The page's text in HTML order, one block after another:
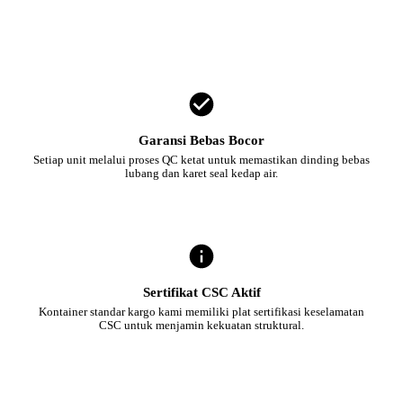
Garansi Bebas Bocor
Setiap unit melalui proses QC ketat untuk memastikan dinding bebas
lubang dan karet seal kedap air.
Sertifikat CSC Aktif
Kontainer standar kargo kami memiliki plat sertifikasi keselamatan
CSC untuk menjamin kekuatan struktural.